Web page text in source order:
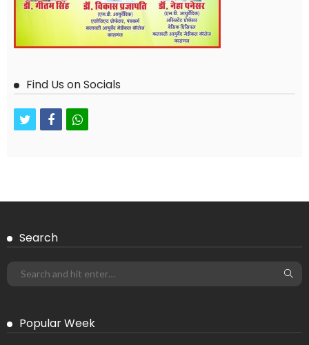
Find Us on Socials
twitterfacebookwhatsapp
Search
Popular Week